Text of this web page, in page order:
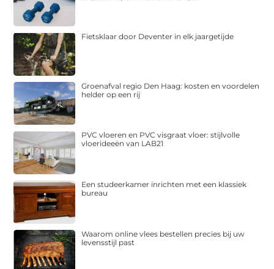
Fietsklaar door Deventer in elk jaargetijde
Groenafval regio Den Haag: kosten en voordelen
helder op een rij
PVC vloeren en PVC visgraat vloer: stijlvolle
vloerideeën van LAB21
Een studeerkamer inrichten met een klassiek
bureau
Waarom online vlees bestellen precies bij uw
levensstijl past